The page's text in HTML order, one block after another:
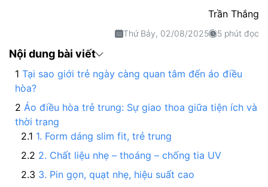
Trần Thắng
Thứ Bảy, 02/08/2025 5 phút đọc
Nội dung bài viết
Tại sao giới trẻ ngày càng quan tâm đến áo điều
hòa?
Áo điều hòa trẻ trung: Sự giao thoa giữa tiện ích và
thời trang
1. Form dáng slim fit, trẻ trung
2. Chất liệu nhẹ – thoáng – chống tia UV
3. Pin gọn, quạt nhẹ, hiệu suất cao